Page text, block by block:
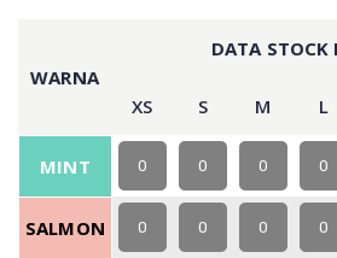
WARNA
DATA STOCK
XS S M L
MINT 0 0 0 0
SALMON 0 0 0 0